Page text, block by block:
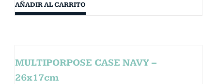
AÑADIR AL CARRITO
MULTIPORPOSE CASE NAVY –
26x17cm